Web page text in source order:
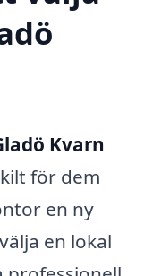
Kvarn
för dem
en ny
en lokal